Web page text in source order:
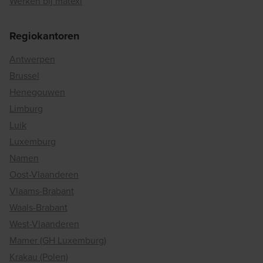
Regiokantoren
Antwerpen
Brussel
Henegouwen
Limburg
Luik
Luxemburg
Namen
Oost-Vlaanderen
Vlaams-Brabant
Waals-Brabant
West-Vlaanderen
Mamer (GH Luxemburg)
Krakau (Polen)